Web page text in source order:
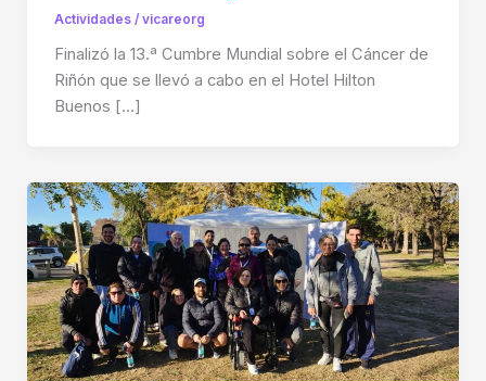
Actividades/vicareorg
Finalizó la 13.ª Cumbre Mundial sobre el Cáncer de
Riñón que se llevó a cabo en el Hotel Hilton
Buenos […]